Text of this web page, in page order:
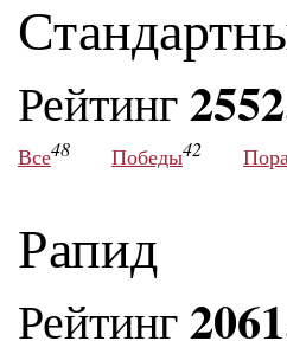
Рейтинг
Все48 Победы42
Рапид
Рейтинг